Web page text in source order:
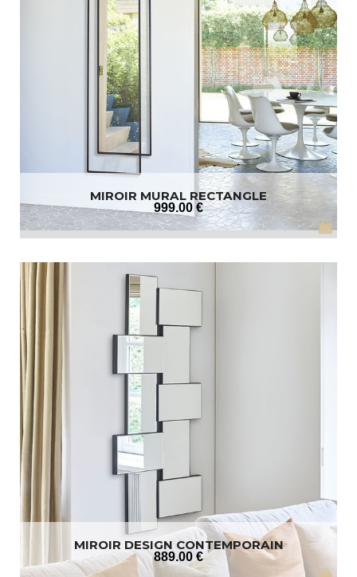
MIROIR MURAL RECTANGLE
999.00 €
MIROIR DESIGN CONTEMPORAIN
889.00 €